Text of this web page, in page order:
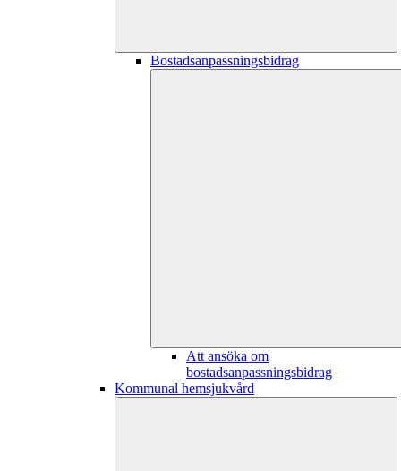
Bostadsanpassningsbidrag
Att ansöka om
bostadsanpassningsbidrag
Kommunal hemsjukvård